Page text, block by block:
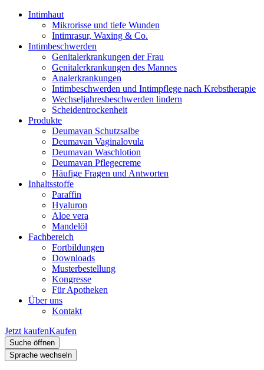
Intimhaut
Mikrorisse und tiefe Wunden
Intimrasur, Waxing & Co.
Intimbeschwerden
Genitalerkrankungen der Frau
Genitalerkrankungen des Mannes
Analerkrankungen
Intimbeschwerden und Intimpflege nach Krebstherapie
Wechseljahresbeschwerden lindern
Scheidentrockenheit
Produkte
Deumavan Schutzsalbe
Deumavan Vaginalovula
Deumavan Waschlotion
Deumavan Pflegecreme
Häufige Fragen und Antworten
Inhaltsstoffe
Paraffin
Hyaluron
Aloe vera
Mandelöl
Fachbereich
Fortbildungen
Downloads
Musterbestellung
Kongresse
Für Apotheken
Über uns
Kontakt
Jetzt kaufenKaufen
Suche öffnen
Sprache wechseln